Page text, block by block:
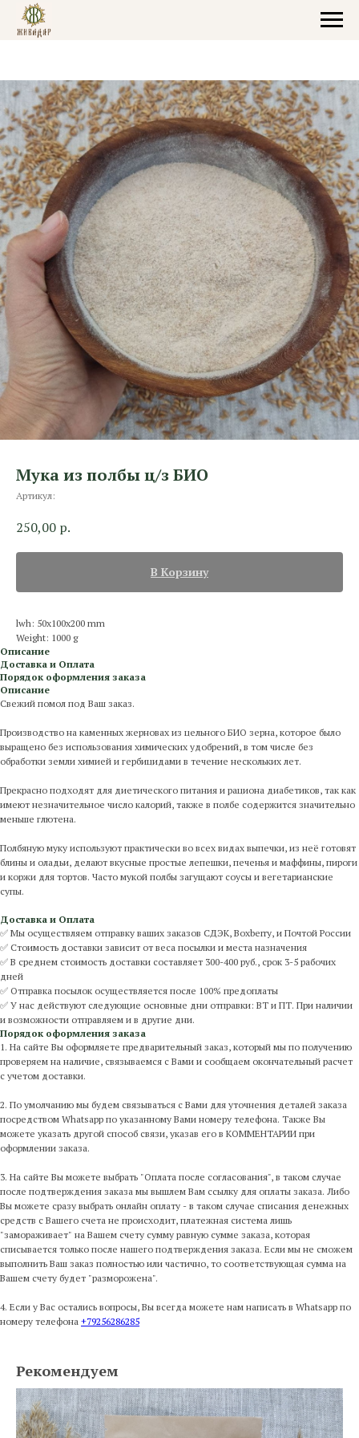
Мука из полбы ц/з БИО
Артикул:
250,00 р.
В Корзину
lwh: 50x100x200 mm
Weight: 1000 g
Описание
Доставка и Оплата
Порядок оформления заказа
Описание
Свежий помол под Ваш заказ.
Производство на каменных жерновах из цельного БИО зерна, которое было
выращено без использования химических удобрений, в том числе без
обработки земли химией и гербицидами в течение нескольких лет.
Прекрасно подходят для диетического питания и рациона диабетиков, так как
имеют незначительное число калорий, также в полбе содержится значительно
меньше глютена.
Полбяную муку используют практически во всех видах выпечки, из неё готовят
блины и оладьи, делают вкусные простые лепешки, печенья и маффины, пироги
и коржи для тортов. Часто мукой полбы загущают соусы и вегетарианские
супы.
Доставка и Оплата
✅ Мы осуществляем отправку ваших заказов СДЭК, Boxberry, и Почтой России
✅ Стоимость доставки зависит от веса посылки и места назначения
✅ В среднем стоимость доставки составляет 300-400 руб., срок 3-5 рабочих
дней
✅ Отправка посылок осуществляется после 100% предоплаты
✅ У нас действуют следующие основные дни отправки: ВТ и ПТ. При наличии
и возможности отправляем и в другие дни.
Порядок оформления заказа
1. На сайте Вы оформляете предварительный заказ, который мы по получению
проверяем на наличие, связываемся с Вами и сообщаем окончательный расчет
с учетом доставки.
2. По умолчанию мы будем связываться с Вами для уточнения деталей заказа
посредством Whatsapp по указанному Вами номеру телефона. Также Вы
можете указать другой способ связи, указав его в КОММЕНТАРИИ при
оформлении заказа.
3. На сайте Вы можете выбрать "Оплата после согласования", в таком случае
после подтверждения заказа мы вышлем Вам ссылку для оплаты заказа. Либо
Вы можете сразу выбрать онлайн оплату - в таком случае списания денежных
средств с Вашего счета не происходит, платежная система лишь
"замораживает" на Вашем счету сумму равную сумме заказа, которая
списывается только после нашего подтверждения заказа. Если мы не сможем
выполнить Ваш заказ полностью или частично, то соответствующая сумма на
Вашем счету будет "разморожена".
4. Если у Вас остались вопросы, Вы всегда можете нам написать в Whatsapp по
номеру телефона +79256286285
Рекомендуем